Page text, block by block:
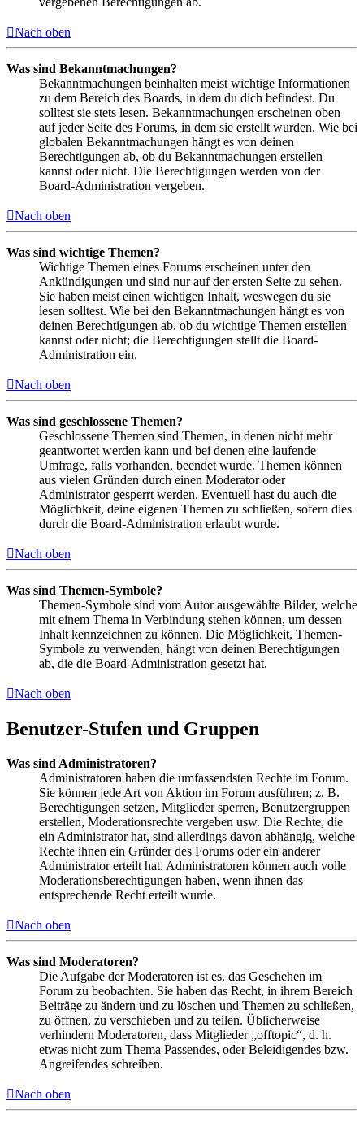
Nach oben
Was sind Bekanntmachungen?
Bekanntmachungen beinhalten meist wichtige Informationen
zu dem Bereich des Boards, in dem du dich befindest. Du
solltest sie stets lesen. Bekanntmachungen erscheinen oben
auf jeder Seite des Forums, in dem sie erstellt wurden. Wie bei
globalen Bekanntmachungen hängt es von deinen
Berechtigungen ab, ob du Bekanntmachungen erstellen
kannst oder nicht. Die Berechtigungen werden von der
Board-Administration vergeben.
Nach oben
Was sind wichtige Themen?
Wichtige Themen eines Forums erscheinen unter den
Ankündigungen und sind nur auf der ersten Seite zu sehen.
Sie haben meist einen wichtigen Inhalt, weswegen du sie
lesen solltest. Wie bei den Bekanntmachungen hängt es von
deinen Berechtigungen ab, ob du wichtige Themen erstellen
kannst oder nicht; die Berechtigungen stellt die Board-
Administration ein.
Nach oben
Was sind geschlossene Themen?
Geschlossene Themen sind Themen, in denen nicht mehr
geantwortet werden kann und bei denen eine laufende
Umfrage, falls vorhanden, beendet wurde. Themen können
aus vielen Gründen durch einen Moderator oder
Administrator gesperrt werden. Eventuell hast du auch die
Möglichkeit, deine eigenen Themen zu schließen, sofern dies
durch die Board-Administration erlaubt wurde.
Nach oben
Was sind Themen-Symbole?
Themen-Symbole sind vom Autor ausgewählte Bilder, welche
mit einem Thema in Verbindung stehen können, um dessen
Inhalt kennzeichnen zu können. Die Möglichkeit, Themen-
Symbole zu verwenden, hängt von deinen Berechtigungen
ab, die die Board-Administration gesetzt hat.
Nach oben
Benutzer-Stufen und Gruppen
Was sind Administratoren?
Administratoren haben die umfassendsten Rechte im Forum.
Sie können jede Art von Aktion im Forum ausführen; z. B.
Berechtigungen setzen, Mitglieder sperren, Benutzergruppen
erstellen, Moderationsrechte vergeben usw. Die Rechte, die
ein Administrator hat, sind allerdings davon abhängig, welche
Rechte ihnen ein Gründer des Forums oder ein anderer
Administrator erteilt hat. Administratoren können auch volle
Moderationsberechtigungen haben, wenn ihnen das
entsprechende Recht erteilt wurde.
Nach oben
Was sind Moderatoren?
Die Aufgabe der Moderatoren ist es, das Geschehen im
Forum zu beobachten. Sie haben das Recht, in ihrem Bereich
Beiträge zu ändern und zu löschen und Themen zu schließen,
zu öffnen, zu verschieben und zu teilen. Üblicherweise
verhindern Moderatoren, dass Mitglieder „offtopic“, d. h.
etwas nicht zum Thema Passendes, oder Beleidigendes bzw.
Angreifendes schreiben.
Nach oben